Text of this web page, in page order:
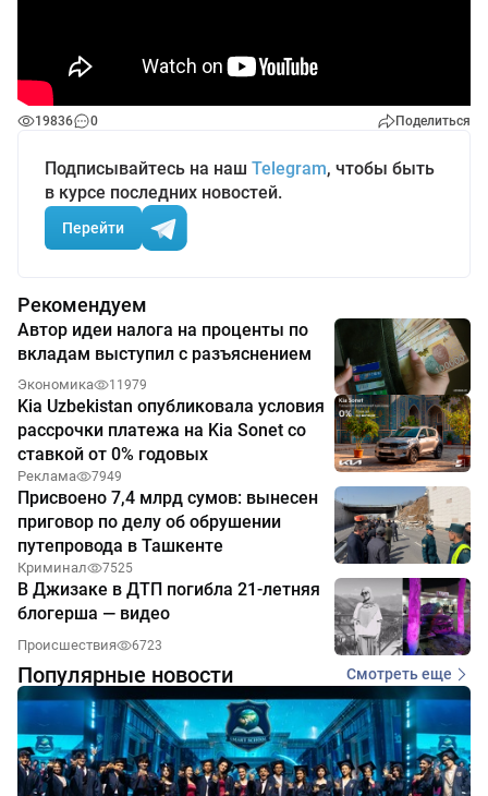
19836 0 Поделиться
Подписывайтесь на наш Telegram, чтобы быть
в курсе последних новостей.
Перейти
Рекомендуем
Автор идеи налога на проценты по
вкладам выступил с разъяснением
Экономика 11979
Kia Uzbekistan опубликовала условия
рассрочки платежа на Kia Sonet со
ставкой от 0% годовых
Реклама 7949
Присвоено 7,4 млрд сумов: вынесен
приговор по делу об обрушении
путепровода в Ташкенте
Криминал 7525
В Джизаке в ДТП погибла 21-летняя
блогерша — видео
Происшествия 6723
Популярные новости Смотреть еще